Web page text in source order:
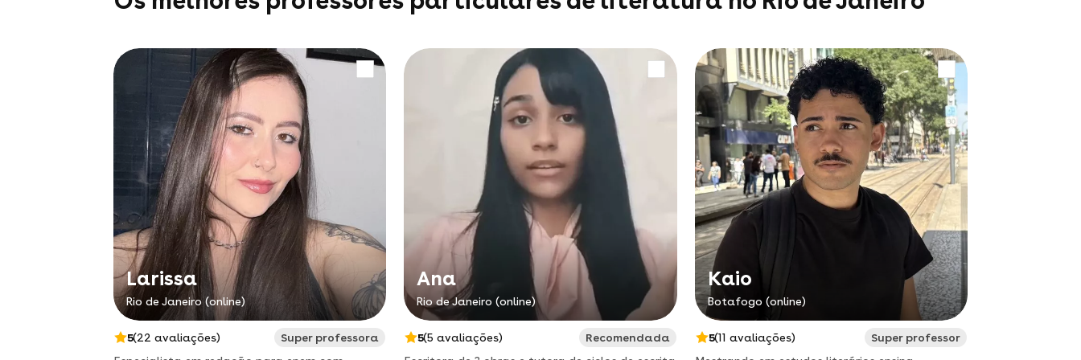
Larissa
Rio de Janeiro (online)
5(22 avaliações)
Super professora
Ana
Rio de Janeiro (online)
5(5 avaliações)
Recomendada
Kaio
Botafogo (online)
5(11 avaliações)
Super professor